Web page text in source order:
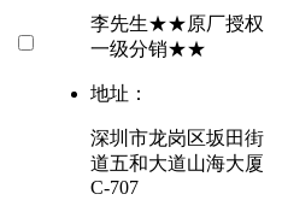
李先生★★原厂授权
一级分销★★
地址：
深圳市龙岗区坂田街
道五和大道山海大厦
C-707